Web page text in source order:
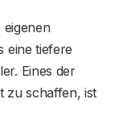
eine tiefere
Eines der
zu schaffen, ist